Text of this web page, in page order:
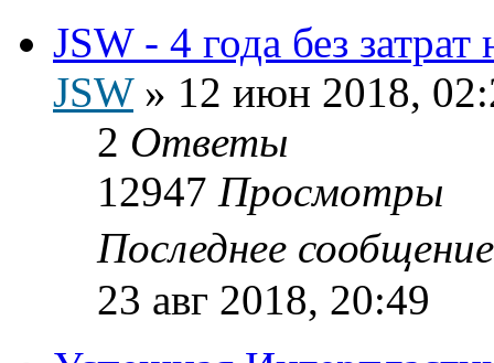
JSW - 4 года без
JSW» 12 июн 2018,
2 Ответы
12947 Просмотры
Последнее
23 авг 2018, 20:49